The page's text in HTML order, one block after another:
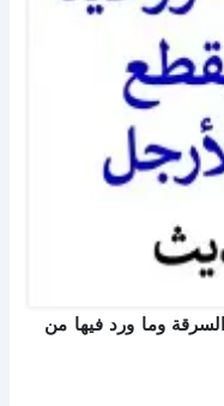
وما ورد فيها من